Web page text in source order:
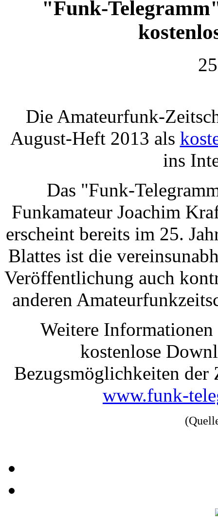
"Funk-
Die Amateurfunk-
August-Heft 2013 als
ins
Das "Funk-
Funkamateur Joachim
erscheint bereits im 25.
Blattes ist die
Veröffentlichung auch
anderen
Weitere
kostenlose
Bezugsmöglichkeiten
www.funk-